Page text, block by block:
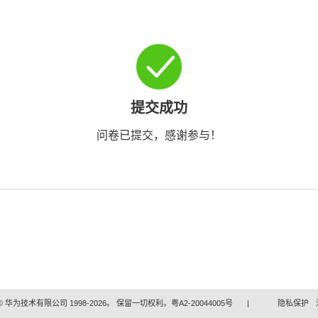
提交成功
问卷已提交，感谢参与！
华为技术有限公司 1998-2026。 保留一切权利。粤A2-20044005号 | 隐私保护